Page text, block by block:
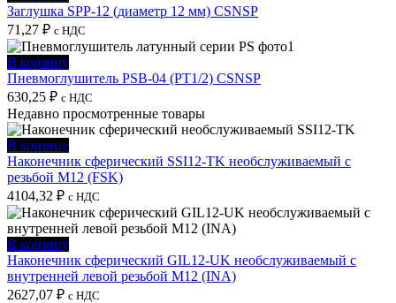
Заглушка SPP-12 (диаметр 12 мм) CSNSP
71,27 ₽ с НДС
В корзину
Пневмоглушитель PSB-04 (PT1/2) CSNSP
630,25 ₽ с НДС
Недавно просмотренные товары
В корзину
Наконечник сферический SSI12-TK необслуживаемый с
резьбой M12 (FSK)
4104,32 ₽ с НДС
В корзину
Наконечник сферический GIL12-UK необслуживаемый с
внутренней левой резьбой M12 (INA)
2627,07 ₽ с НДС